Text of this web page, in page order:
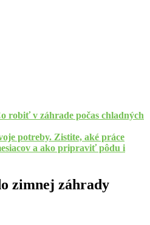
robiť v záhrade počas chladných
potreby. Zistite, aké práce
a ako pripraviť pôdu i
zimnej záhrady